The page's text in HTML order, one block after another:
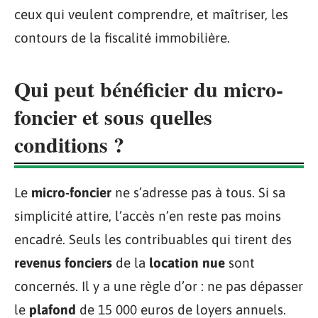
ceux qui veulent comprendre, et maîtriser, les
contours de la fiscalité immobilière.
Qui peut bénéficier du micro-
foncier et sous quelles
conditions ?
Le micro-foncier ne s’adresse pas à tous. Si sa
simplicité attire, l’accès n’en reste pas moins
encadré. Seuls les contribuables qui tirent des
revenus fonciers de la location nue sont
concernés. Il y a une règle d’or : ne pas dépasser
le plafond de 15 000 euros de loyers annuels.